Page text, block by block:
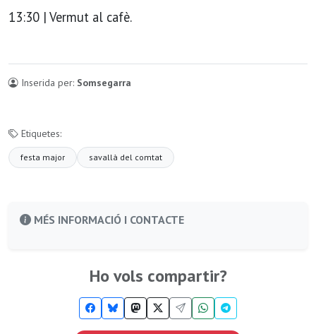
13:30 | Vermut al cafè.
Inserida per: Somsegarra
Etiquetes:
festa major savallà del comtat
MÉS INFORMACIÓ I CONTACTE
Ho vols compartir?